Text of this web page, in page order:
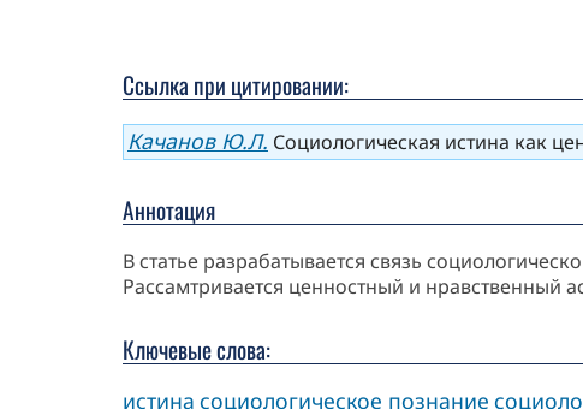
Ссылка при цитировании:
Качанов Ю.Л. Социологическая истина как
Аннотация
В статье разрабатывается связь
Рассамтривается ценностный и нравственный
Ключевые слова:
истина социологическое познание